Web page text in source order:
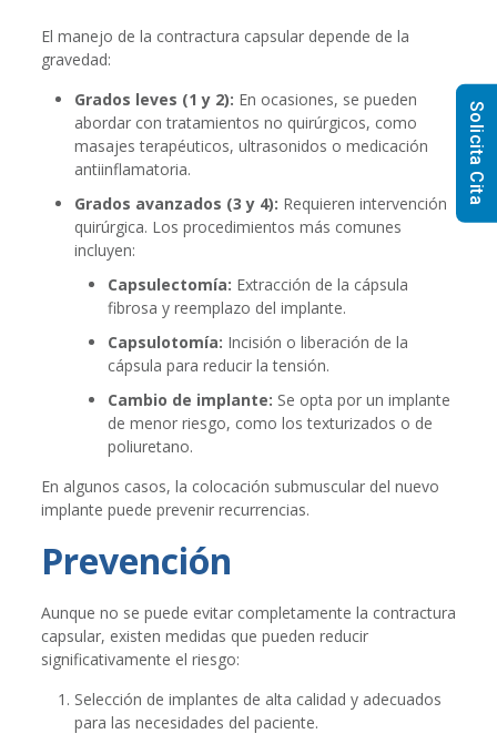
El manejo de la contractura capsular depende de la
gravedad:
Grados leves (1 y 2): En ocasiones, se pueden
abordar con tratamientos no quirúrgicos, como
masajes terapéuticos, ultrasonidos o medicación
antiinflamatoria.
Grados avanzados (3 y 4): Requieren intervención
quirúrgica. Los procedimientos más comunes
incluyen:
Capsulectomía: Extracción de la cápsula
fibrosa y reemplazo del implante.
Capsulotomía: Incisión o liberación de la
cápsula para reducir la tensión.
Cambio de implante: Se opta por un implante
de menor riesgo, como los texturizados o de
poliuretano.
En algunos casos, la colocación submuscular del nuevo
implante puede prevenir recurrencias.
Prevención
Aunque no se puede evitar completamente la contractura
capsular, existen medidas que pueden reducir
significativamente el riesgo:
Selección de implantes de alta calidad y adecuados
para las necesidades del paciente.
Solicita Cita